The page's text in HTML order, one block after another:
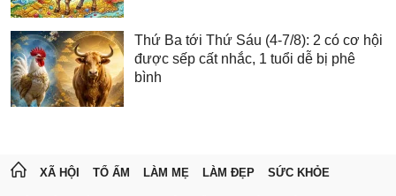
Thứ Ba tới Thứ Sáu (4-7/8): 2 có cơ hội
được sếp cất nhắc, 1 tuổi dễ bị phê
bình
XÃ HỘI TỔ ẤM LÀM MẸ LÀM ĐẸP SỨC KHỎE